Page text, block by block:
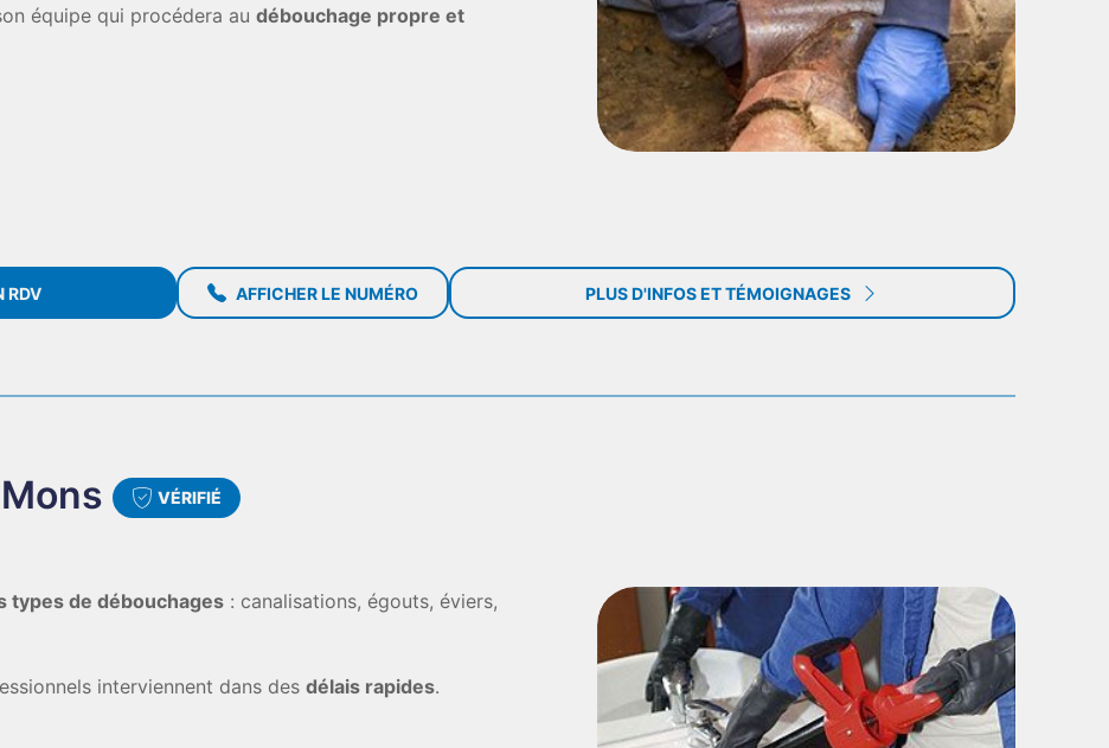
équipe qui procédera audébouchage propre et
RDV AFFICHER LE NUMÉRO PLUS D'INFOS ET TÉMOIGNAGES
VÉRIFIÉ
types de débouchages : canalisations, égouts, éviers,
interviennent dans desdélais rapides.